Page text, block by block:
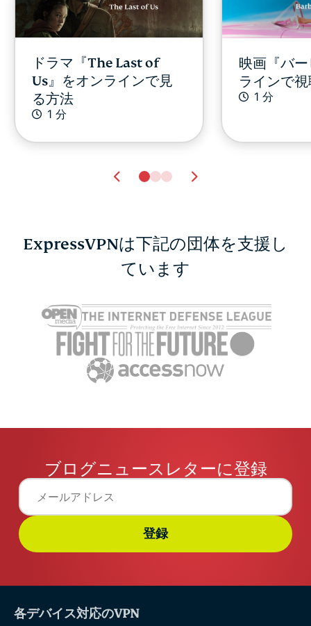
ドラマ『The Last of
Us』をオンラインで見
る方法
1 分
映画『バ
ラインで
1 分
ExpressVPNは下記の団体を支援し
ています
ブログニュースレターに登録
登録
各デバイス対応のVPN